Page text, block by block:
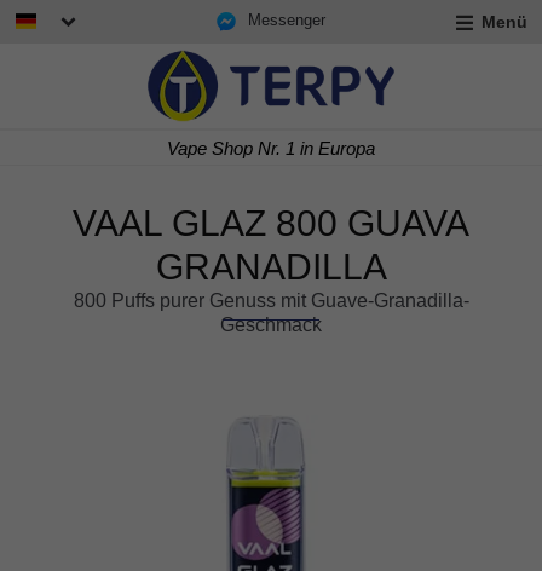
Messenger Menü
VAAL GLAZ 800 GUAVA
GRANADILLA
800 Puffs purer Genuss mit Guave-Granadilla-
Geschmack